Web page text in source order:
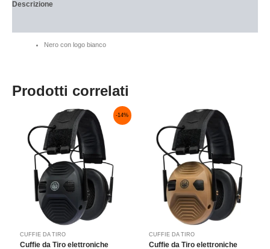
Descrizione
Nero con logo bianco
Prodotti correlati
-14%
CUFFIE DA TIRO
Cuffie da Tiro elettroniche
prezzo
originale
era:
128,00 €.
Il
prezzo
attuale
è:
110,00 €.
CUFFIE DA TIRO
Cuffie da Tiro elettroniche